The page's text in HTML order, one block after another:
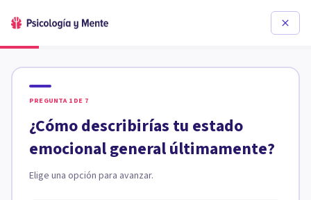
PREGUNTA 1 DE 7
¿Cómo describirías tu estado
emocional general últimamente?
Elige una opción para avanzar.